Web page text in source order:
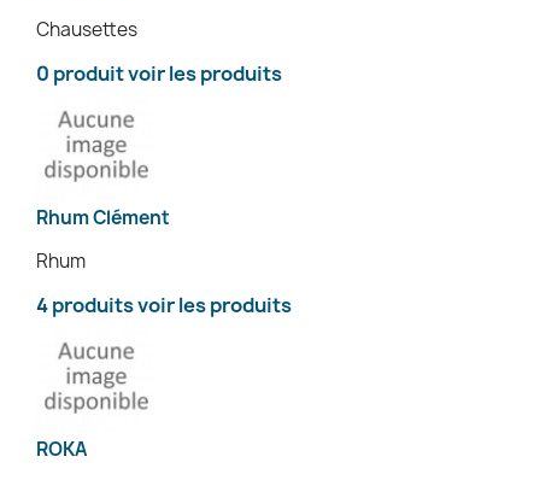
Chausettes
0 produitvoir les produits
Rhum Clément
Rhum
4 produitsvoir les produits
ROKA